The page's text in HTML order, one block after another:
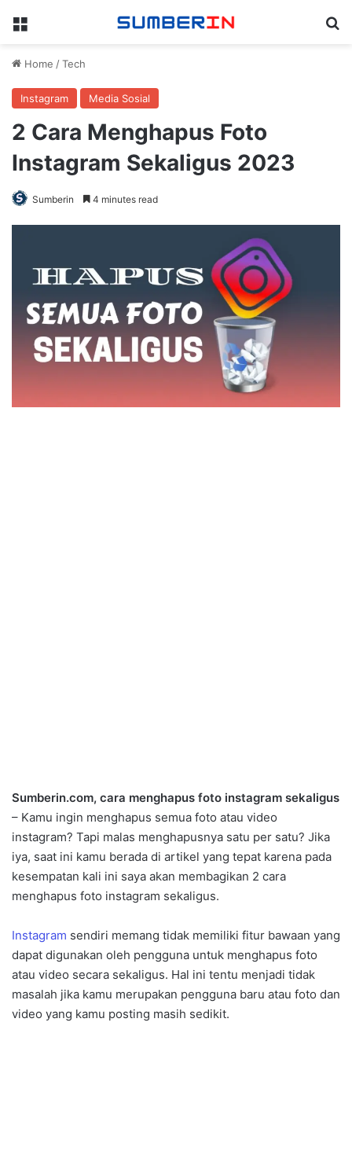
Menu
Home /Tech
Instagram Media Sosial
2 Cara Menghapus Foto
Instagram Sekaligus 2023
Sumberin 4 minutes read
Sumberin.com, cara menghapus foto instagram sekaligus
– Kamu ingin menghapus semua foto atau video
instagram? Tapi malas menghapusnya satu per satu? Jika
iya, saat ini kamu berada di artikel yang tepat karena pada
kesempatan kali ini saya akan membagikan 2 cara
menghapus foto instagram sekaligus.
Instagram sendiri memang tidak memiliki fitur bawaan yang
dapat digunakan oleh pengguna untuk menghapus foto
atau video secara sekaligus. Hal ini tentu menjadi tidak
masalah jika kamu merupakan pengguna baru atau foto dan
video yang kamu posting masih sedikit.